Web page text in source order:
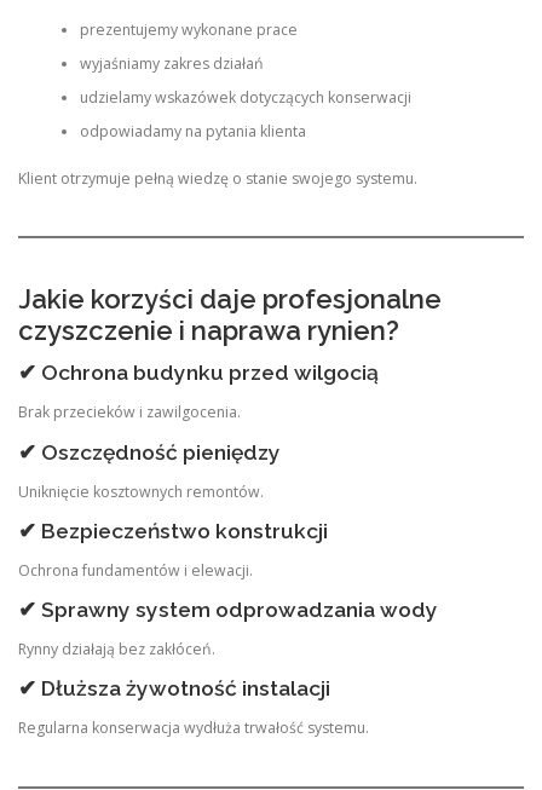
prezentujemy wykonane prace
wyjaśniamy zakres działań
udzielamy wskazówek dotyczących konserwacji
odpowiadamy na pytania klienta
Klient otrzymuje pełną wiedzę o stanie swojego systemu.
Jakie korzyści daje profesjonalne
czyszczenie i naprawa rynien?
✔ Ochrona budynku przed wilgocią
Brak przecieków i zawilgocenia.
✔ Oszczędność pieniędzy
Uniknięcie kosztownych remontów.
✔ Bezpieczeństwo konstrukcji
Ochrona fundamentów i elewacji.
✔ Sprawny system odprowadzania wody
Rynny działają bez zakłóceń.
✔ Dłuższa żywotność instalacji
Regularna konserwacja wydłuża trwałość systemu.